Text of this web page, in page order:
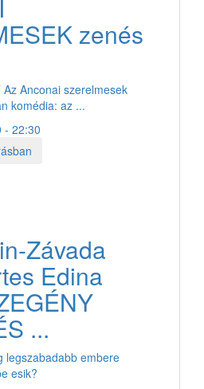
zenés
Az Anconai szerelmesek
komédia: az ...
- 22:30
Závada
Edina
...
legszabadabb embere
esik?